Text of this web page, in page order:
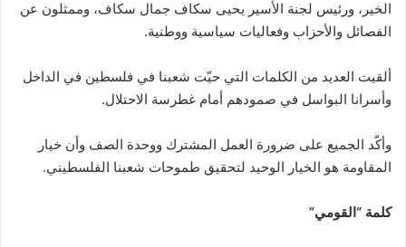
الخير، ورئيس لجنة الأسير يحيى سكاف جمال سكاف، وممثلون عن
الفصائل والأحزاب وفعاليات سياسية ووطنية.
ألقيت العديد من الكلمات التي حيّت شعبنا في فلسطين في الداخل
وأسرانا البواسل في صمودهم أمام غطرسة الاحتلال.
وأكّد الجميع على ضرورة العمل المشترك ووحدة الصف وأن خيار
المقاومة هو الخيار الوحيد لتحقيق طموحات شعبنا الفلسطيني.
كلمة “القومي”